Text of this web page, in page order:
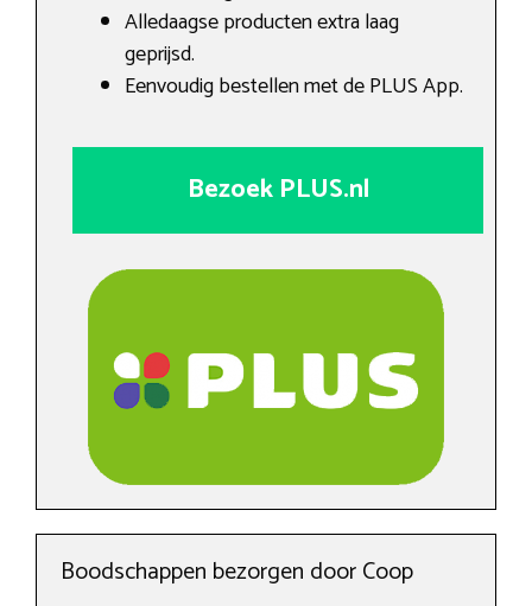
Alledaagse producten extra laag
geprijsd.
Eenvoudig bestellen met de PLUS App.
Bezoek PLUS.nl
Boodschappen bezorgen door Coop